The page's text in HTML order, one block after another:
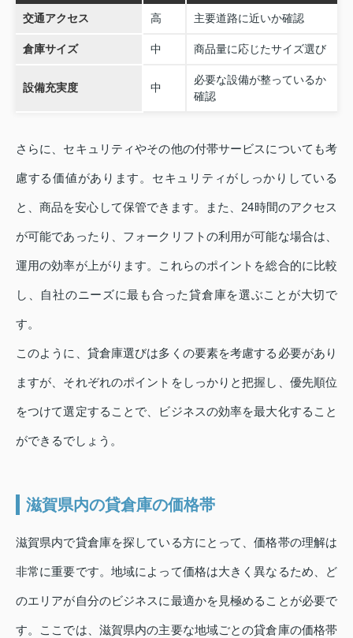
交通アクセス 高 主要道路に近いか確認
倉庫サイズ 中 商品量に応じたサイズ選び
設備充実度 中
必要な設備が整っているか
確認
さらに、セキュリティやその他の付帯サービスについても考
慮する価値があります。セキュリティがしっかりしている
と、商品を安心して保管できます。また、24時間のアクセス
が可能であったり、フォークリフトの利用が可能な場合は、
運用の効率が上がります。これらのポイントを総合的に比較
し、自社のニーズに最も合った貸倉庫を選ぶことが大切で
す。
このように、貸倉庫選びは多くの要素を考慮する必要があり
ますが、それぞれのポイントをしっかりと把握し、優先順位
をつけて選定することで、ビジネスの効率を最大化すること
ができるでしょう。
滋賀県内の貸倉庫の価格帯
滋賀県内で貸倉庫を探している方にとって、価格帯の理解は
非常に重要です。地域によって価格は大きく異なるため、ど
のエリアが自分のビジネスに最適かを見極めることが必要で
す。ここでは、滋賀県内の主要な地域ごとの貸倉庫の価格帯